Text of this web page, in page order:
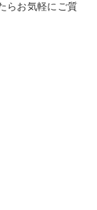
らお気軽にご質